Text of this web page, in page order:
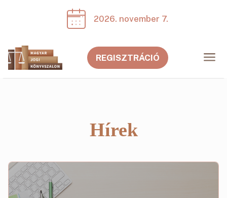
2026. november 7.
REGISZTRÁCIÓ a
Hírek